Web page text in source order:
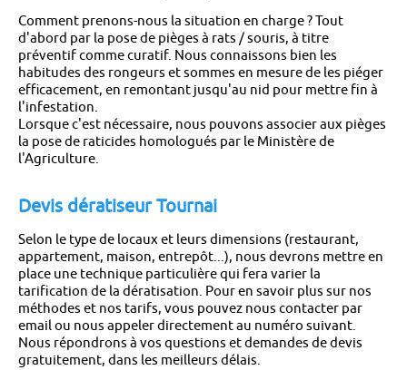
Comment prenons-nous la situation en charge ? Tout
d'abord par la pose de pièges à rats / souris, à titre
préventif comme curatif. Nous connaissons bien les
habitudes des rongeurs et sommes en mesure de les piéger
efficacement, en remontant jusqu'au nid pour mettre fin à
l'infestation.
Lorsque c'est nécessaire, nous pouvons associer aux pièges
la pose de raticides homologués par le Ministère de
l'Agriculture.
Devis dératiseur Tournai
Selon le type de locaux et leurs dimensions (restaurant,
appartement, maison, entrepôt...), nous devrons mettre en
place une technique particulière qui fera varier la
tarification de la dératisation. Pour en savoir plus sur nos
méthodes et nos tarifs, vous pouvez nous contacter par
email ou nous appeler directement au numéro suivant.
Nous répondrons à vos questions et demandes de devis
gratuitement, dans les meilleurs délais.